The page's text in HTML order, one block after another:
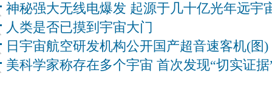
神秘强大无线电爆发 起源于几十亿光年远宇
人类是否已摸到宇宙大门
日宇宙航空研发机构公开国产超音速客机(图)
美科学家称存在多个宇宙 首次发现“切实证据